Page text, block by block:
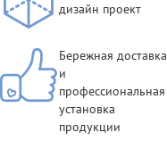
дизайн проект
Бережная доставка
и
профессиональная
установка
продукции